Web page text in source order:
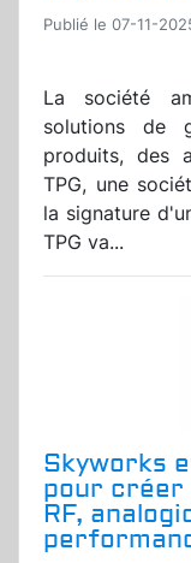
Publié le 07-11-
La société
solutions de
produits, des
TPG, une
la signature
TPG va...
Skyworks
pour créer
RF,